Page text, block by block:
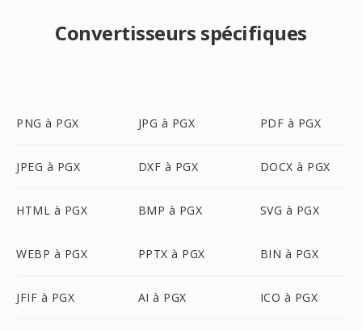
Convertisseurs spécifiques
PNG à PGX JPG à PGX PDF à PGX
JPEG à PGX DXF à PGX DOCX à PGX
HTML à PGX BMP à PGX SVG à PGX
WEBP à PGX PPTX à PGX BIN à PGX
JFIF à PGX AI à PGX ICO à PGX